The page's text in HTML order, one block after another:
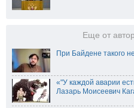
Еще от
При Байдене такого
«"У каждой аварии
Лазарь Моисеевич